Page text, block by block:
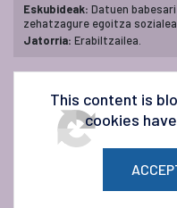
Eskubideak: Datuen
zehatzagure egoitza
Jatorria: Erabiltzailea.
This content is
cookies